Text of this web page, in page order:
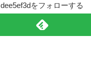
dee5ef3dをフォローする